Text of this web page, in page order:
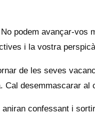
podem avançar-vos
i la vostra
de les seves
Cal desemmascarar al
confessant i